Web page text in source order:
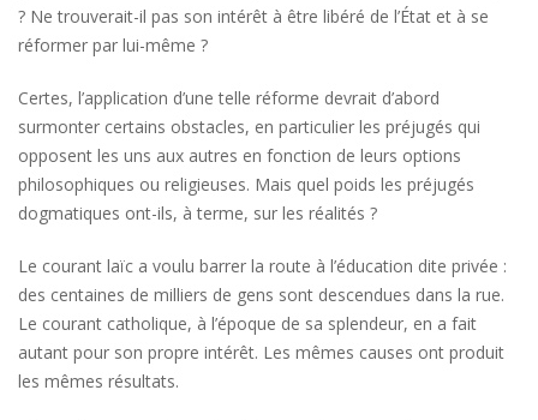
? Ne trouverait-il pas son intérêt à être libéré de l’État et à se
réformer par lui-même ?
Certes, l’application d’une telle réforme devrait d’abord
surmonter certains obstacles, en particulier les préjugés qui
opposent les uns aux autres en fonction de leurs options
philosophiques ou religieuses. Mais quel poids les préjugés
dogmatiques ont-ils, à terme, sur les réalités ?
Le courant laïc a voulu barrer la route à l’éducation dite privée :
des centaines de milliers de gens sont descendues dans la rue.
Le courant catholique, à l’époque de sa splendeur, en a fait
autant pour son propre intérêt. Les mêmes causes ont produit
les mêmes résultats.